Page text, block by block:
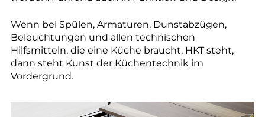
Wenn bei Spülen, Armaturen, Dunstabzügen,
Beleuchtungen und allen technischen
Hilfsmitteln, die eine Küche braucht, HKT steht,
dann steht Kunst der Küchentechnik im
Vordergrund.